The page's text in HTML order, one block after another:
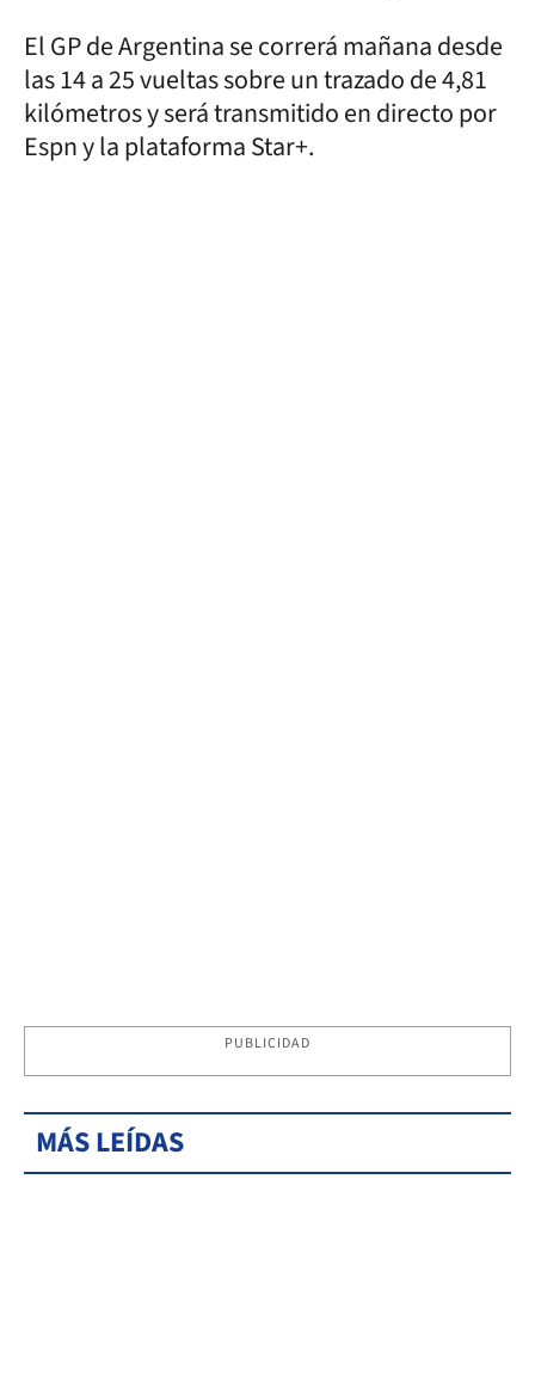
El GP de Argentina se correrá mañana desde
las 14 a 25 vueltas sobre un trazado de 4,81
kilómetros y será transmitido en directo por
Espn y la plataforma Star+.
PUBLICIDAD
MÁS LEÍDAS